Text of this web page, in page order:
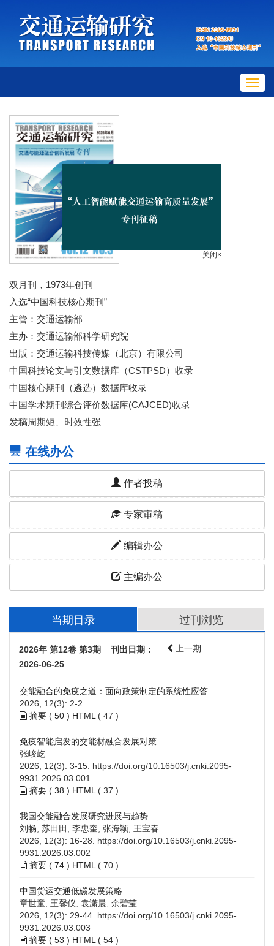
双月刊，1973年创刊
入选“中国科技核心期刊”
主管：交通运输部
主办：交通运输部科学研究院
出版：交通运输科技传媒（北京）有限公司
中国科技论文与引文数据库（CSTPSD）收录
中国核心期刊（遴选）数据库收录
中国学术期刊综合评价数据库(CAJCED)收录
发稿周期短、时效性强
在线办公
作者投稿
专家审稿
编辑办公
主编办公
当期目录 过刊浏览
2026年 第12卷 第3期 刊出日期：
2026-06-25
上一期
交能融合的免疫之道：面向政策制定的系统性应答
2026, 12(3): 2-2.
摘要 ( 50 ) HTML ( 47 )
免疫智能启发的交能材融合发展对策
张峻屹
2026, 12(3): 3-15. https://doi.org/10.16503/j.cnki.2095-
9931.2026.03.001
摘要 ( 38 ) HTML ( 37 )
我国交能融合发展研究进展与趋势
刘畅, 苏田田, 李忠奎, 张海颖, 王宝春
2026, 12(3): 16-28. https://doi.org/10.16503/j.cnki.2095-
9931.2026.03.002
摘要 ( 74 ) HTML ( 70 )
中国货运交通低碳发展策略
章世童, 王馨仪, 袁潇晨, 余碧莹
2026, 12(3): 29-44. https://doi.org/10.16503/j.cnki.2095-
9931.2026.03.003
摘要 ( 53 ) HTML ( 54 )